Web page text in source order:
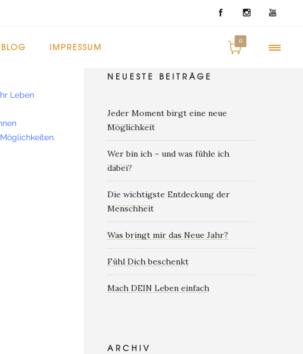
0
BLOG IMPRESSUM
Leben
NEUESTE BEITRÄGE
Jeder Moment birgt eine neue
Möglichkeit
Wer bin ich – und was fühle ich
dabei?
Die wichtigste Entdeckung der
Menschheit
Was bringt mir das Neue Jahr?
Fühl Dich beschenkt
Mach DEIN Leben einfach
ARCHIV